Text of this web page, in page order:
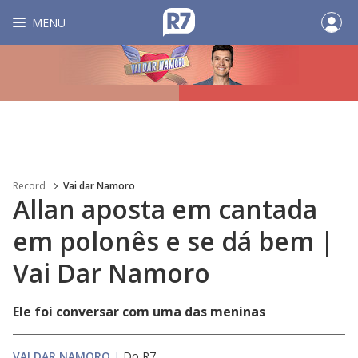
MENU
Record Vai dar Namoro
Allan aposta em cantada
em polonês e se dá bem |
Vai Dar Namoro
Ele foi conversar com uma das meninas